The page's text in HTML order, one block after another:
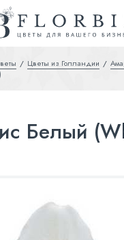
Цветы из Голландии
Белый